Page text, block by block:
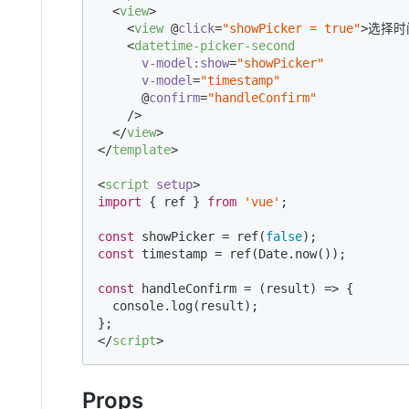
<view>
<view @click="showPicker = true">选择时
<datetime-picker-second
v-model:show="showPicker"
v-model="timestamp"
      @
confirm="handleConfirm"
    />
</view>
</template>
<script setup>
import { ref } from 'vue' ;
const showPicker = ref(false
const timestamp = ref(Date.now());
const handleConfirm = ( result) => {
console.log(result);
</script>
Props